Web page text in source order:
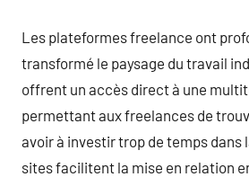
Les plateformes freelance ont
transformé le paysage du travail
offrent un accès direct à une
permettant aux freelances de
avoir à investir trop de temps dans
sites facilitent la mise en relation